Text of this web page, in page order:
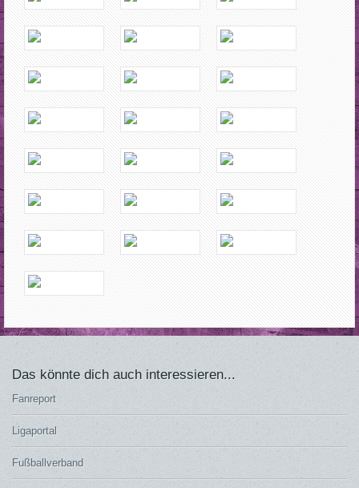
Das könnte dich auch interessieren...
Fanreport
Ligaportal
Fußballverband